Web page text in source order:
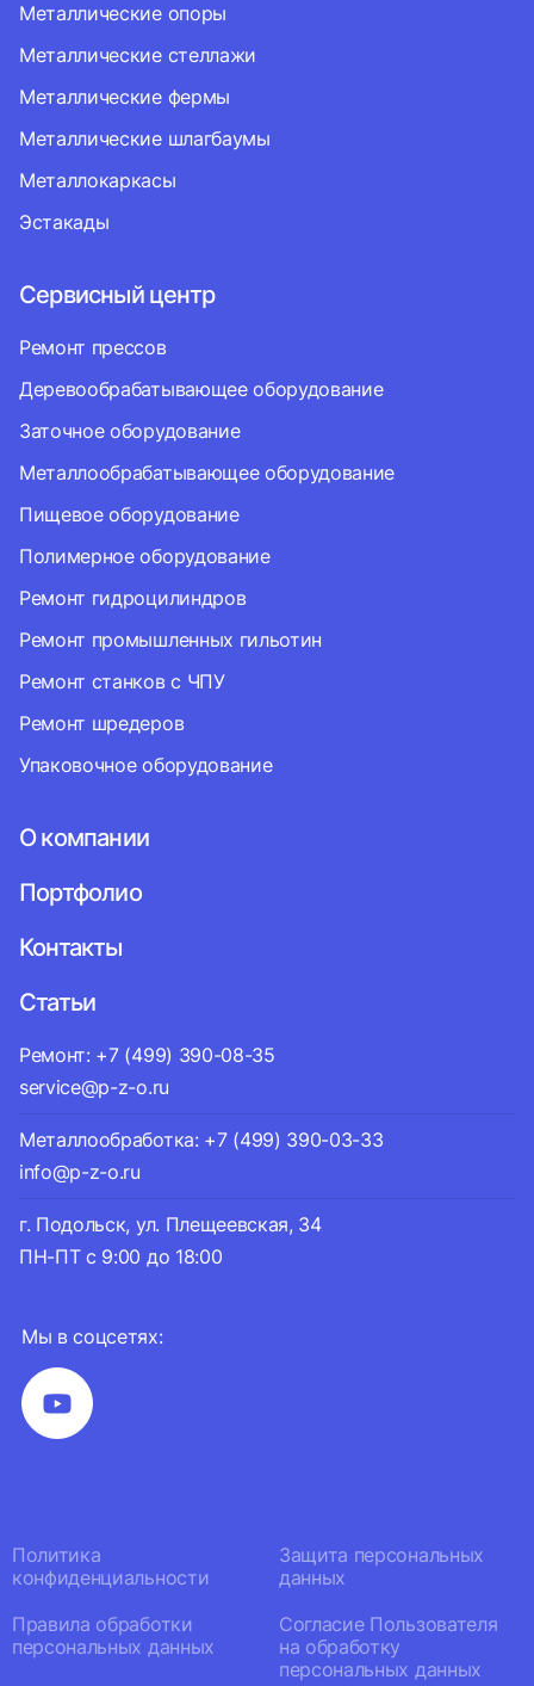
Мы в соцсетях:
Металлические опоры
Металлические стеллажи
Металлические фермы
Металлические шлагбаумы
Металлокаркасы
Эстакады
Сервисный центр
Ремонт прессов
Деревообрабатывающее оборудование
Заточное оборудование
Металлообрабатывающее оборудование
Пищевое оборудование
Полимерное оборудование
Ремонт гидроцилиндров
Ремонт промышленных гильотин
Ремонт станков с ЧПУ
Ремонт шредеров
Упаковочное оборудование
О компании
Портфолио
Контакты
Статьи
Ремонт: +7 (499) 390-08-35
service@p-z-o.ru
Металлообработка: +7 (499) 390-03-33
info@p-z-o.ru
г. Подольск, ул. Плещеевская, 34
ПН-ПТ с 9:00 до 18:00
Политика
конфиденциальности
Защита персональных
данных
Правила обработки
персональных данных
Согласие Пользователя
на обработку
персональных данных